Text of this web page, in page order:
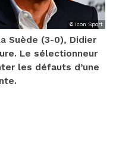
© Icon Sport
Suède (3-0), Didier
Le sélectionneur
les défauts d’une